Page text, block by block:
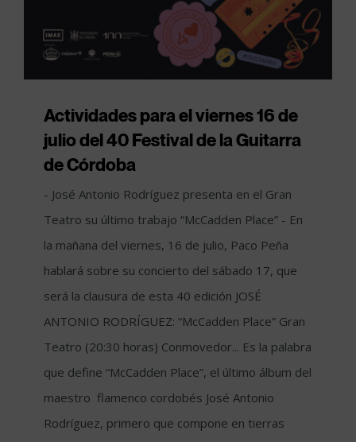
Actividades para el viernes 16 de
julio del 40 Festival de la Guitarra
de Córdoba
- José Antonio Rodríguez presenta en el Gran
Teatro su último trabajo “McCadden Place” - En
la mañana del viernes, 16 de julio, Paco Peña
hablará sobre su concierto del sábado 17, que
será la clausura de esta 40 edición JOSÉ
ANTONIO RODRÍGUEZ: “McCadden Place” Gran
Teatro (20:30 horas) Conmovedor... Es la palabra
que define “McCadden Place”, el último álbum del
maestro flamenco cordobés José Antonio
Rodríguez, primero que compone en tierras